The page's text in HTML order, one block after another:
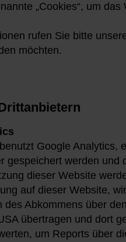
„Cookies“, um
rufen Sie bitte
möchten.
Google Analytics,
gespeichert werden
dieser Website
auf dieser Website,
des Abkommens über
übertragen und dort
um Reports über